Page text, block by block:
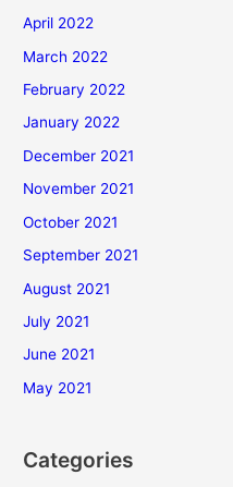
April 2022
March 2022
February 2022
January 2022
December 2021
November 2021
October 2021
September 2021
August 2021
July 2021
June 2021
May 2021
Categories